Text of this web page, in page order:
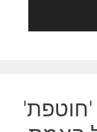
'חוטפת'